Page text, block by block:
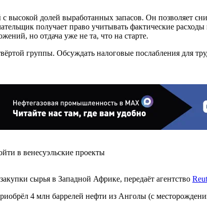
долей выработанных запасов. Он позволяет
получает право учитывать фактические
но отдача уже не та, что на старте.
группы. Обсуждать налоговые послабления для
в венесуэльские проекты
сырья в Западной Африке, передаёт агентство
4 млн баррелей нефти из Анголы (с